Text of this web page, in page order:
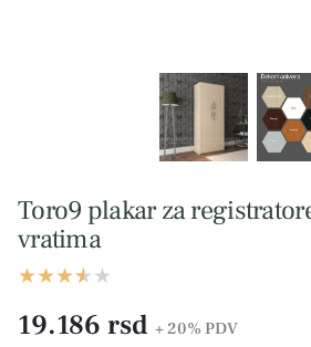
Toro9 plakar za
vratima
19.186 rsd + 20% PDV